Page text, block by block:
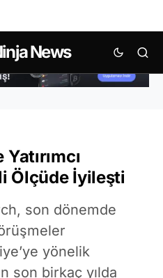
News
Ölçüde İyileşti
son dönemde
yönelik
son birkaç yılda